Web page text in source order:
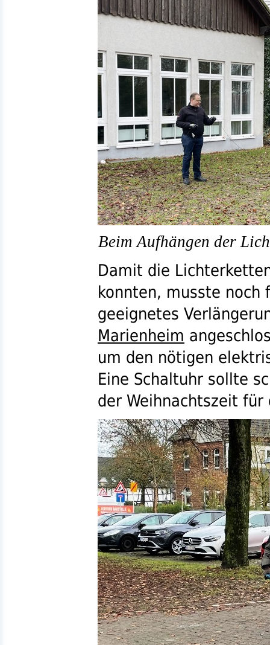
Beim Aufhängen der
Damit die
konnten, musste noch
geeignetes
Marienheim
um den nötigen
Eine Schaltuhr sollte
der Weihnachtszeit